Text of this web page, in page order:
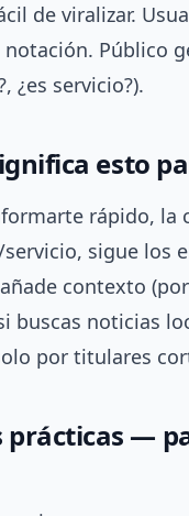
de viralizar.
Público
¿es servicio?).
esto
rápido, la
sigue los
contexto
buscas noticias
por titulares
—